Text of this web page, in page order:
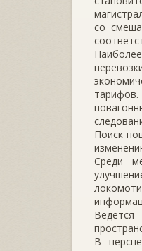
со
Поиск
Среди
Ведется
В